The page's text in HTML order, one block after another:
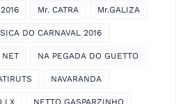
Mr. CATRA Mr.GALIZA
DO CARNAVAL 2016
NET NA PEGADA DO GUETTO
NAVARANDA
LX NETTO GASPARZINHO